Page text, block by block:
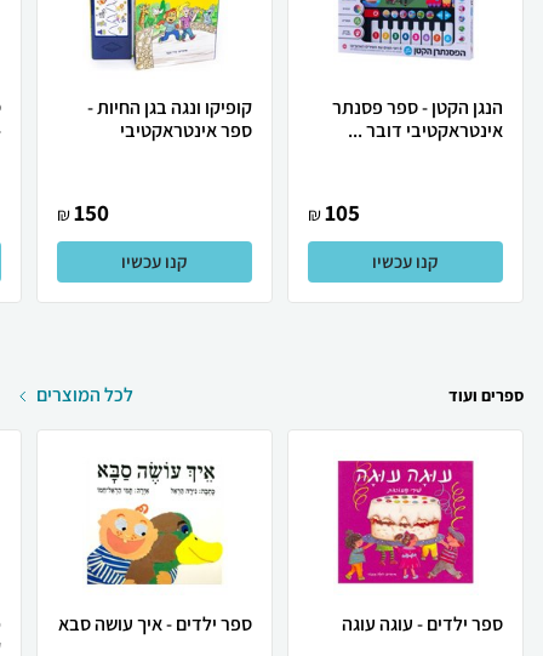
הנגן הקטן - ספר פסנתר
אינטראקטיבי דובר ...
105
₪
קנו עכשיו
קופיקו ונגה בגן החיות -
ספר אינטראקטיבי
150
₪
קנו עכשיו
ספרים ועוד לכל המוצרים
ספר ילדים - עוגה עוגה ספר ילדים - איך עושה סבא